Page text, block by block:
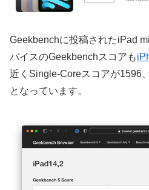
Geekbenchに投稿されたiPad
バイスのGeekbenchスコアも
近くSingle-Coreスコアが1596
となっています。